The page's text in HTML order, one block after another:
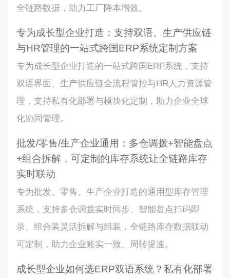
全链路数据，助力工厂降本增效。
专为成长型企业打造：支持双语、生产供应链
与HR管理的一站式跨国ERP系统定制方案
专为成长型企业打造的一站式跨国ERP系统，支持
双语界面、生产供应链全流程管控与HR人力资源管
理，支持私有化部署与模块化定制，助力企业全球
化协同管理。
批发/零售/生产企业通用：多仓调拨+智能盘点
+组合拆解，可定制的库存系统让全链路库存
实时联动
专为批发、零售、生产企业打造的通用型库存管理
系统，支持多仓调拨实时同步、智能盘点扫码即
录、组合装灵活拆解与组装，全链路库存数据联动
可定制，助力企业账实一致、周转提速。
成长型企业如何选ERP双语系统？私有化部署